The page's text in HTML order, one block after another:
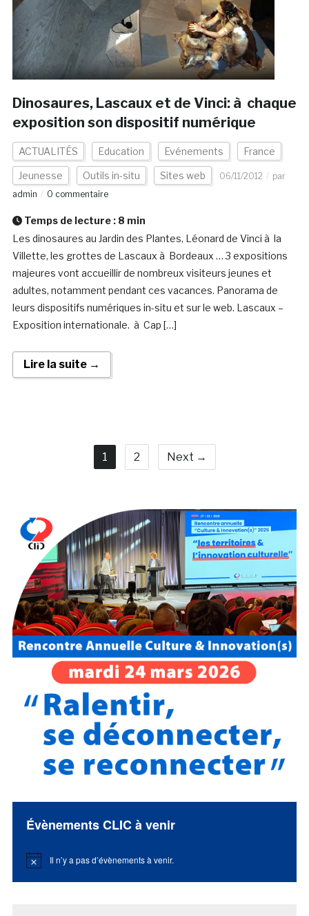
Dinosaures, Lascaux et de Vinci: à chaque
exposition son dispositif numérique
ACTUALITÉS Education Evénements France
Jeunesse Outils in-situ Sites web 06/11/2012
par
admin
0 commentaire
Temps de lecture : 8 min
Les dinosaures au Jardin des Plantes, Léonard de Vinci à la
Villette, les grottes de Lascaux à Bordeaux … 3 expositions
majeures vont accueillir de nombreux visiteurs jeunes et
adultes, notamment pendant ces vacances. Panorama de
leurs dispositifs numériques in-situ et sur le web. Lascaux –
Exposition internationale. à Cap […]
Lire la suite →
1 2 Next →
Évènements CLIC à venir
Notice Il n’y a pas d’évènements à venir.